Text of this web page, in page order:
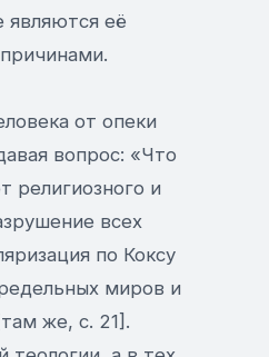
являются её
от опеки
вопрос: «Что
религиозного и
всех
по Коксу
миров и
же, с. 21].